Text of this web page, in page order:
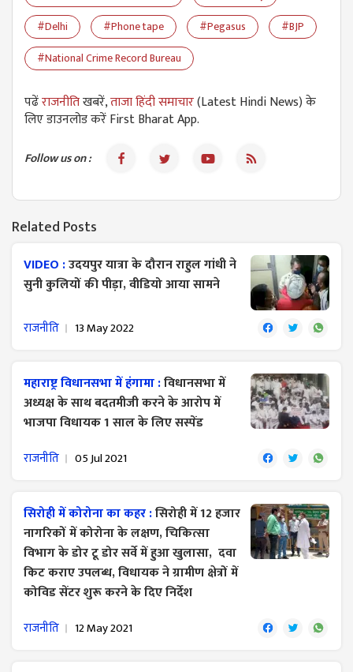
#Delhi
#Phone tape #Pegasus
#BJP
#National Crime Record Bureau
पढेंराजनीतिखबरें,ताजा हिंदी समाचार(Latest Hindi News) के
लिए डाउनलोड करें First Bharat App.
Follow us on :
Related Posts
VIDEO :उदयपुर यात्रा के दौरान राहुल गांधी ने
सुनी कुलियों की पीड़ा, वीडियो आया सामने
राजनीति 13 May 2022
महाराष्ट्र विधानसभा में हंगामा :विधानसभा में
अध्यक्ष के साथ बदतमीजी करने के आरोप में
भाजपा विधायक 1 साल के लिए सस्पेंड
राजनीति 05 Jul 2021
सिरोही में कोरोना का कहर :सिरोही में 12 हजार
नागरिकों में कोरोना के लक्षण, चिकित्सा
विभाग के डोर टू डोर सर्वे में हुआ खुलासा, दवा
किट कराए उपलब्ध, विधायक ने ग्रामीण क्षेत्रों में
कोविड सेंटर शुरू करने के दिए निर्देश
राजनीति 12 May 2021